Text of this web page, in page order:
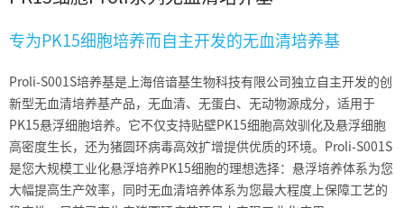
专为PK15细胞培养而自主开发的无血清培养基
Proli-S001S培养基是上海倍谙基生物科技有限公司独立自主开发的创
新型无血清培养基产品，无血清、无蛋白、无动物源成分，适用于
PK15悬浮细胞培养。它不仅支持贴壁PK15细胞高效驯化及悬浮细胞
高密度生长，还为猪圆环病毒高效扩增提供优质的环境。Proli-S001S
是您大规模工业化悬浮培养PK15细胞的理想选择：悬浮培养体系为您
大幅提高生产效率，同时无血清培养体系为您最大程度上保障工艺的